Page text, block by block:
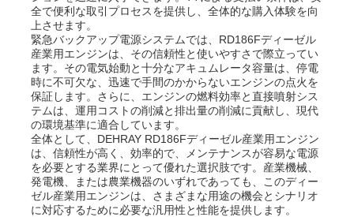
全で便利な取引プロセスを提供し、全体的な購入体験を向
上させます。
緊急バックアップ電源システムでは、RD186Fディーゼル
産業用エンジンは、その信頼性と使いやすさで際立ってい
ます。その電気始動と十分なアキュムレータ容量は、停電
時に不可欠な、迅速で手間のかからないエンジンの点火を
保証します。さらに、エンジンの燃料効率と直接噴射シス
テムは、運用コストの削減と排出量の削減に貢献し、現代
の環境基準に適合しています。
全体として、DEHRAY RD186Fディーゼル産業用エンジン
は、信頼性が高く、効率的で、メンテナンスが容易な電源
を必要とする業界にとって優れた選択肢です。産業機械、
発電機、または農業機器のいずれであっても、このディー
ゼル産業用エンジンは、さまざまな用途の機会とシナリオ
に対応するために必要な汎用性と性能を提供します。